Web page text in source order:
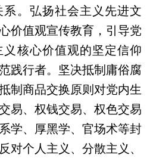
。弘扬社会主义先进文
价值观宣传教育，引导党
核心价值观的坚定信仰
践行者。坚决抵制庸俗腐
制商品交换原则对党内生
易、权钱交易、权色交易
学、厚黑学、官场术等封
对个人主义、分散主义、